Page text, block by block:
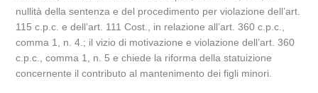
nullità della sentenza e del procedimento per violazione dell’art.
115 c.p.c. e dell’art. 111 Cost., in relazione all’art. 360 c.p.c.,
comma 1, n. 4.; il vizio di motivazione e violazione dell’art. 360
c.p.c., comma 1, n. 5 e chiede la riforma della statuizione
concernente il contributo al mantenimento dei figli minori.